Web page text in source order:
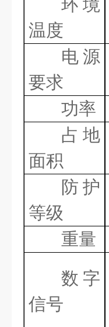
环境
温度
电源
要求
功率
占地
面积
防护
等级
重量
数字
信号